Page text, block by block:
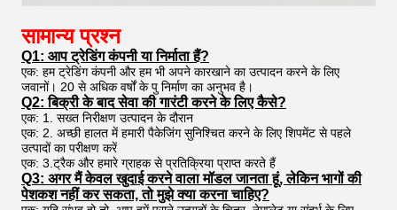
सामान्य प्रश्न
Q1: आप ट्रेडिंग कंपनी या निर्माता हैं?
एक: हम ट्रेडिंग कंपनी और हम भी अपने कारखाने का उत्पादन करने के लिए
जवानों। 20 से अधिक वर्षों के पु निर्माण का अनुभव है।
Q2: बिक्री के बाद सेवा की गारंटी करने के लिए कैसे?
एक: 1. सख्त निरीक्षण उत्पादन के दौरान
एक: 2. अच्छी हालत में हमारी पैकेजिंग सुनिश्चित करने के लिए शिपमेंट से पहले
उत्पादों का परीक्षण करें
एक: 3.ट्रैक और हमारे ग्राहक से प्रतिक्रिया प्राप्त करते हैं
Q3: अगर मैं केवल खुदाई करने वाला मॉडल जानता हूं, लेकिन भागों की
पेशकश नहीं कर सकता, तो मुझे क्या करना चाहिए?